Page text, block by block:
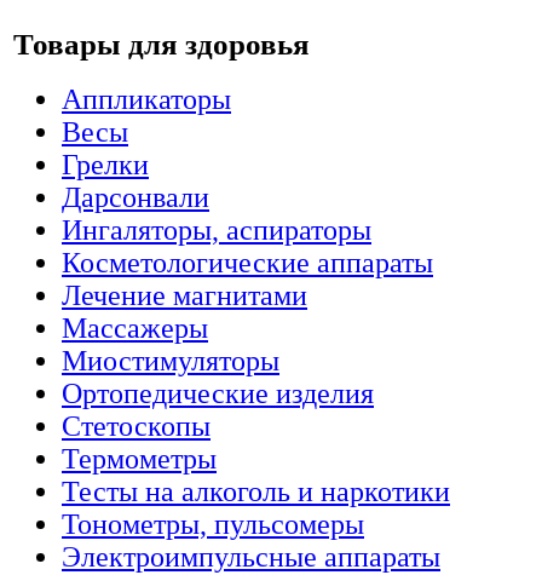
Товары для здоровья
Аппликаторы
Весы
Грелки
Дарсонвали
Ингаляторы, аспираторы
Косметологические аппараты
Лечение магнитами
Массажеры
Миостимуляторы
Ортопедические изделия
Стетоскопы
Термометры
Тесты на алкоголь и наркотики
Тонометры, пульсомеры
Электроимпульсные аппараты